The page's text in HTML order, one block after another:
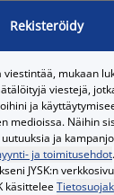
Rekisteröidy
viestintää, mukaan
viestejä,
ja
medioissa. Näihin
ja
ja toimitusehdot
JYSK:n
käsittelee